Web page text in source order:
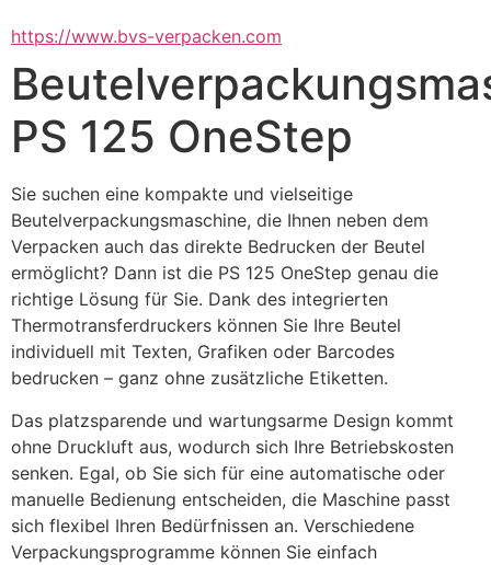
https://www.bvs-verpacken.com
PS 125 OneStep
Sie suchen eine kompakte und vielseitige
Beutelverpackungsmaschine, die Ihnen neben dem
Verpacken auch das direkte Bedrucken der Beutel
ermöglicht? Dann ist die PS 125 OneStep genau die
richtige Lösung für Sie. Dank des integrierten
Thermotransferdruckers können Sie Ihre Beutel
individuell mit Texten, Grafiken oder Barcodes
bedrucken – ganz ohne zusätzliche Etiketten.
Das platzsparende und wartungsarme Design kommt
ohne Druckluft aus, wodurch sich Ihre Betriebskosten
senken. Egal, ob Sie sich für eine automatische oder
manuelle Bedienung entscheiden, die Maschine passt
sich flexibel Ihren Bedürfnissen an. Verschiedene
Verpackungsprogramme können Sie einfach